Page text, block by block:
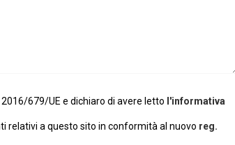
679/UE e dichiaro di avere letto l'informativa
relativi a questo sito in conformità al nuovo reg.